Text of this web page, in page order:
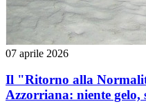
07 aprile 2026
Il "Ritorno alla
Azzorriana: niente gelo,